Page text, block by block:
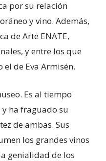
por su relación
y vino. Además,
de Arte ENATE,
y entre los que
de Eva Armisén.
Es al tiempo
ha fraguado su
de ambas. Sus
los grandes vinos
genialidad de los